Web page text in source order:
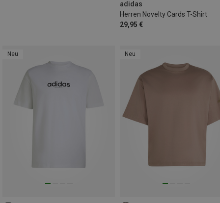
adidas
Herren Novelty Cards T-Shirt
29,95 €
Neu Neu